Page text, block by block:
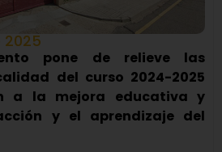
pone de relieve las
del curso 2024-2025
a la mejora educativa y
y el aprendizaje del